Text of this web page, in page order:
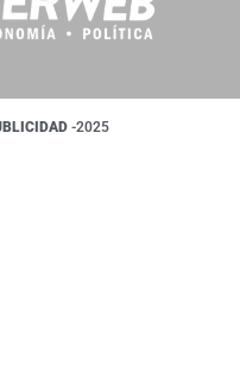
-2025